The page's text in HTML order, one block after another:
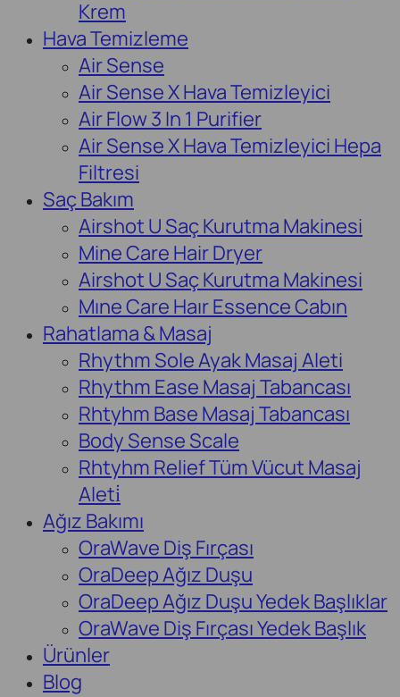
Krem
Hava Temizleme
Air Sense
Air Sense X Hava Temizleyici
Air Flow 3 In 1 Purifier
Air Sense X Hava Temizleyici Hepa
Filtresi
Saç Bakım
Airshot U Saç Kurutma Makinesi
Mine Care Hair Dryer
Airshot U Saç Kurutma Makinesi
Mıne Care Haır Essence Cabın
Rahatlama & Masaj
Rhythm Sole Ayak Masaj Aleti
Rhythm Ease Masaj Tabancası
Rhtyhm Base Masaj Tabancası
Body Sense Scale
Rhtyhm Relief Tüm Vücut Masaj
Aleti̇
Ağız Bakımı
OraWave Diş Fırçası
OraDeep Ağız Duşu
OraDeep Ağız Duşu Yedek Başlıklar
OraWave Diş Fırçası Yedek Başlık
Ürünler
Blog